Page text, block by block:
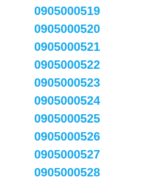
0905000519
0905000520
0905000521
0905000522
0905000523
0905000524
0905000525
0905000526
0905000527
0905000528